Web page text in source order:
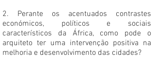
2. Perante os acentuados contrastes
económicos, políticos e sociais
característicos da África, como pode o
arquiteto ter uma intervenção positiva na
melhoria e desenvolvimento das cidades?